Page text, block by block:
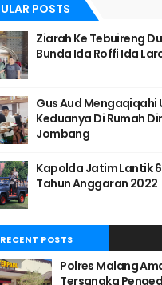
POSTS
Ziarah Ke Tebuireng
Bunda Ida Roffi Ida
Gus Aud Mengaqiqahi
Keduanya Di Rumah
Jombang
Kapolda Jatim Lantik
Tahun Anggaran 2022
RECENT POSTS
Polres Malang
Tersangka